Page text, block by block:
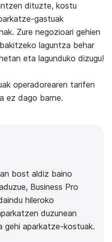
dituzte, kostu
gastuak
Zure negozioari gehien
laguntza behar
eta lagunduko dizugu!
operadorearen tarifen
ez dago barne.
bost aldiz baino
Business Pro
hileroko
duzunean
gehi aparkatze-kostuak.